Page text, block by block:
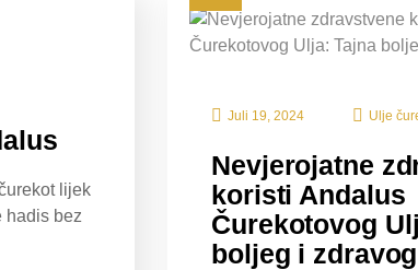
lijek
hadis bez
Juli 19, 2024 Ulje
Nevjerojatne
koristi Andalus
Čurekotovog
boljeg i